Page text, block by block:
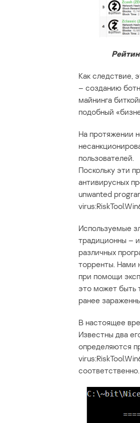
Как следствие,
– созданию
майнинга
подобный
На протяжении
пользователей.
Поскольку эти
антивирусных
unwanted
Используемые
традиционны –
различных
торренты. Нами
при помощи
это может быть
ранее
В настоящее
Известны два
определяются
соответственно.